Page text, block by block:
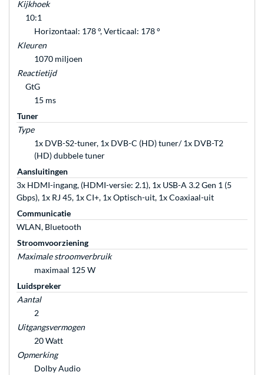
Kijkhoek
10:1
Horizontaal: 178 °, Verticaal: 178 °
Kleuren
1070 miljoen
Reactietijd
GtG
15 ms
Tuner
Type
1x DVB-S2-tuner, 1x DVB-C (HD) tuner/ 1x DVB-T2
(HD) dubbele tuner
Aansluitingen
3x HDMI-ingang, (HDMI-versie: 2.1), 1x USB-A 3.2 Gen 1 (5
Gbps), 1x RJ 45, 1x CI+, 1x Optisch-uit, 1x Coaxiaal-uit
Communicatie
WLAN, Bluetooth
Stroomvoorziening
Maximale stroomverbruik
maximaal 125 W
Luidspreker
Aantal
2
Uitgangsvermogen
20 Watt
Opmerking
Dolby Audio